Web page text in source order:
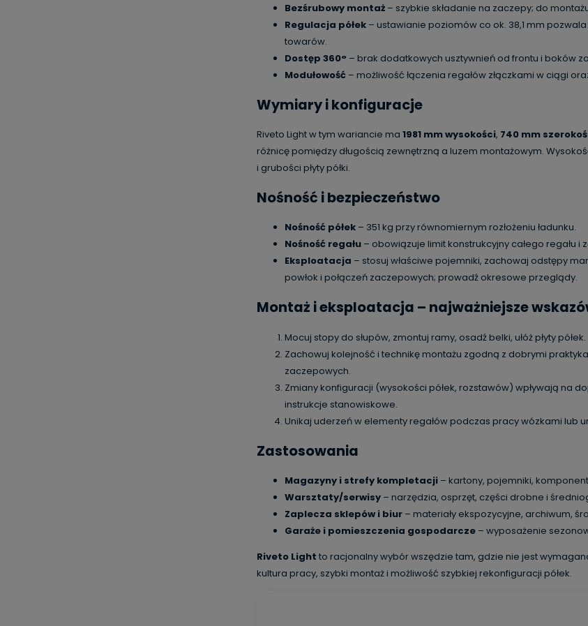
Bezśrubowy montaż – szybkie składanie na zaczepy; do
Regulacja półek – ustawianie poziomów co ok. 38,1 mm
towarów.
Dostęp 360° – brak dodatkowych usztywnień od frontu i boków
Modułowość – możliwość łączenia regałów złączkami w ciągi
Wymiary i konfiguracje
Riveto Light w tym wariancie ma 1981 mm wysokości, 740 mm
różnicę pomiędzy długością zewnętrzną a luzem montażowym.
i grubości płyty półki.
Nośność i bezpieczeństwo
Nośność półek – 351 kg przy równomiernym rozłożeniu ładunku.
Nośność regału – obowiązuje limit konstrukcyjny całego regału
Eksploatacja – stosuj właściwe pojemniki, zachowaj odstępy
powłok i połączeń zaczepowych; prowadź okresowe przeglądy.
Montaż i eksploatacja – najważniejsze
Mocuj stopy do słupów, zmontuj ramy, osadź belki, ułóż płyty półek.
Zachowuj kolejność i technikę montażu zgodną z dobrymi
zaczepowych.
Zmiany konfiguracji (wysokości półek, rozstawów) wpływają na
instrukcje stanowiskowe.
Unikaj uderzeń w elementy regałów podczas pracy wózkami lub
Zastosowania
Magazyny i strefy kompletacji – kartony, pojemniki,
Warsztaty/serwisy – narzędzia, osprzęt, części drobne i
Zaplecza sklepów i biur – materiały ekspozycyjne, archiwum,
Garaże i pomieszczenia gospodarcze – wyposażenie
Riveto Light to racjonalny wybór wszędzie tam, gdzie nie jest
kultura pracy, szybki montaż i możliwość szybkiej rekonfiguracji półek.